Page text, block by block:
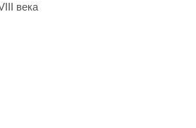
века